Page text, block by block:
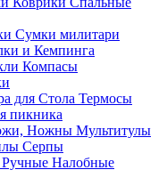
Сумки милитари
и Кемпинга
Компасы
для Стола Термосы
пикника
Ножны Мультитулы
Серпы
Ручные Налобные